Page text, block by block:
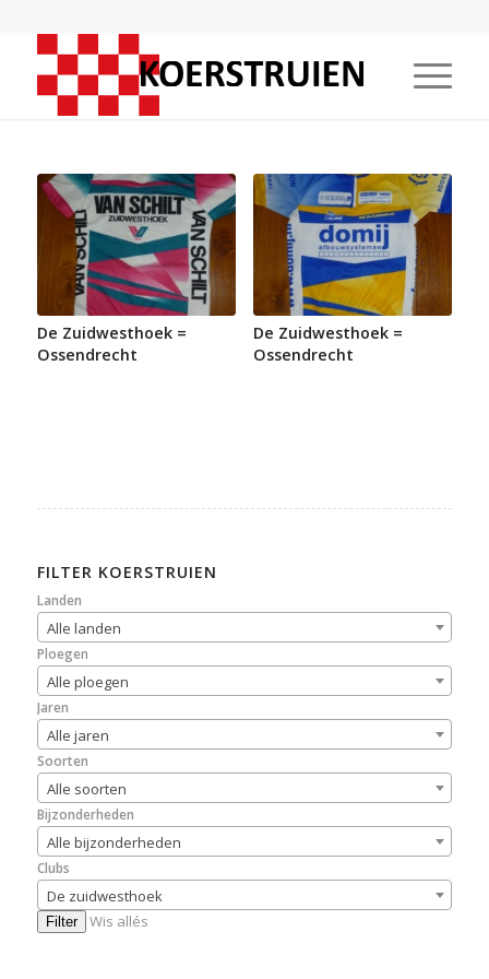
De Zuidwesthoek =
Ossendrecht
De Zuidwesthoek =
Ossendrecht
FILTER KOERSTRUIEN
Landen
Alle landen
Ploegen
Alle ploegen
Jaren
Alle jaren
Soorten
Alle soorten
Bijzonderheden
Alle bijzonderheden
Clubs
De zuidwesthoek
Filter Wis allés